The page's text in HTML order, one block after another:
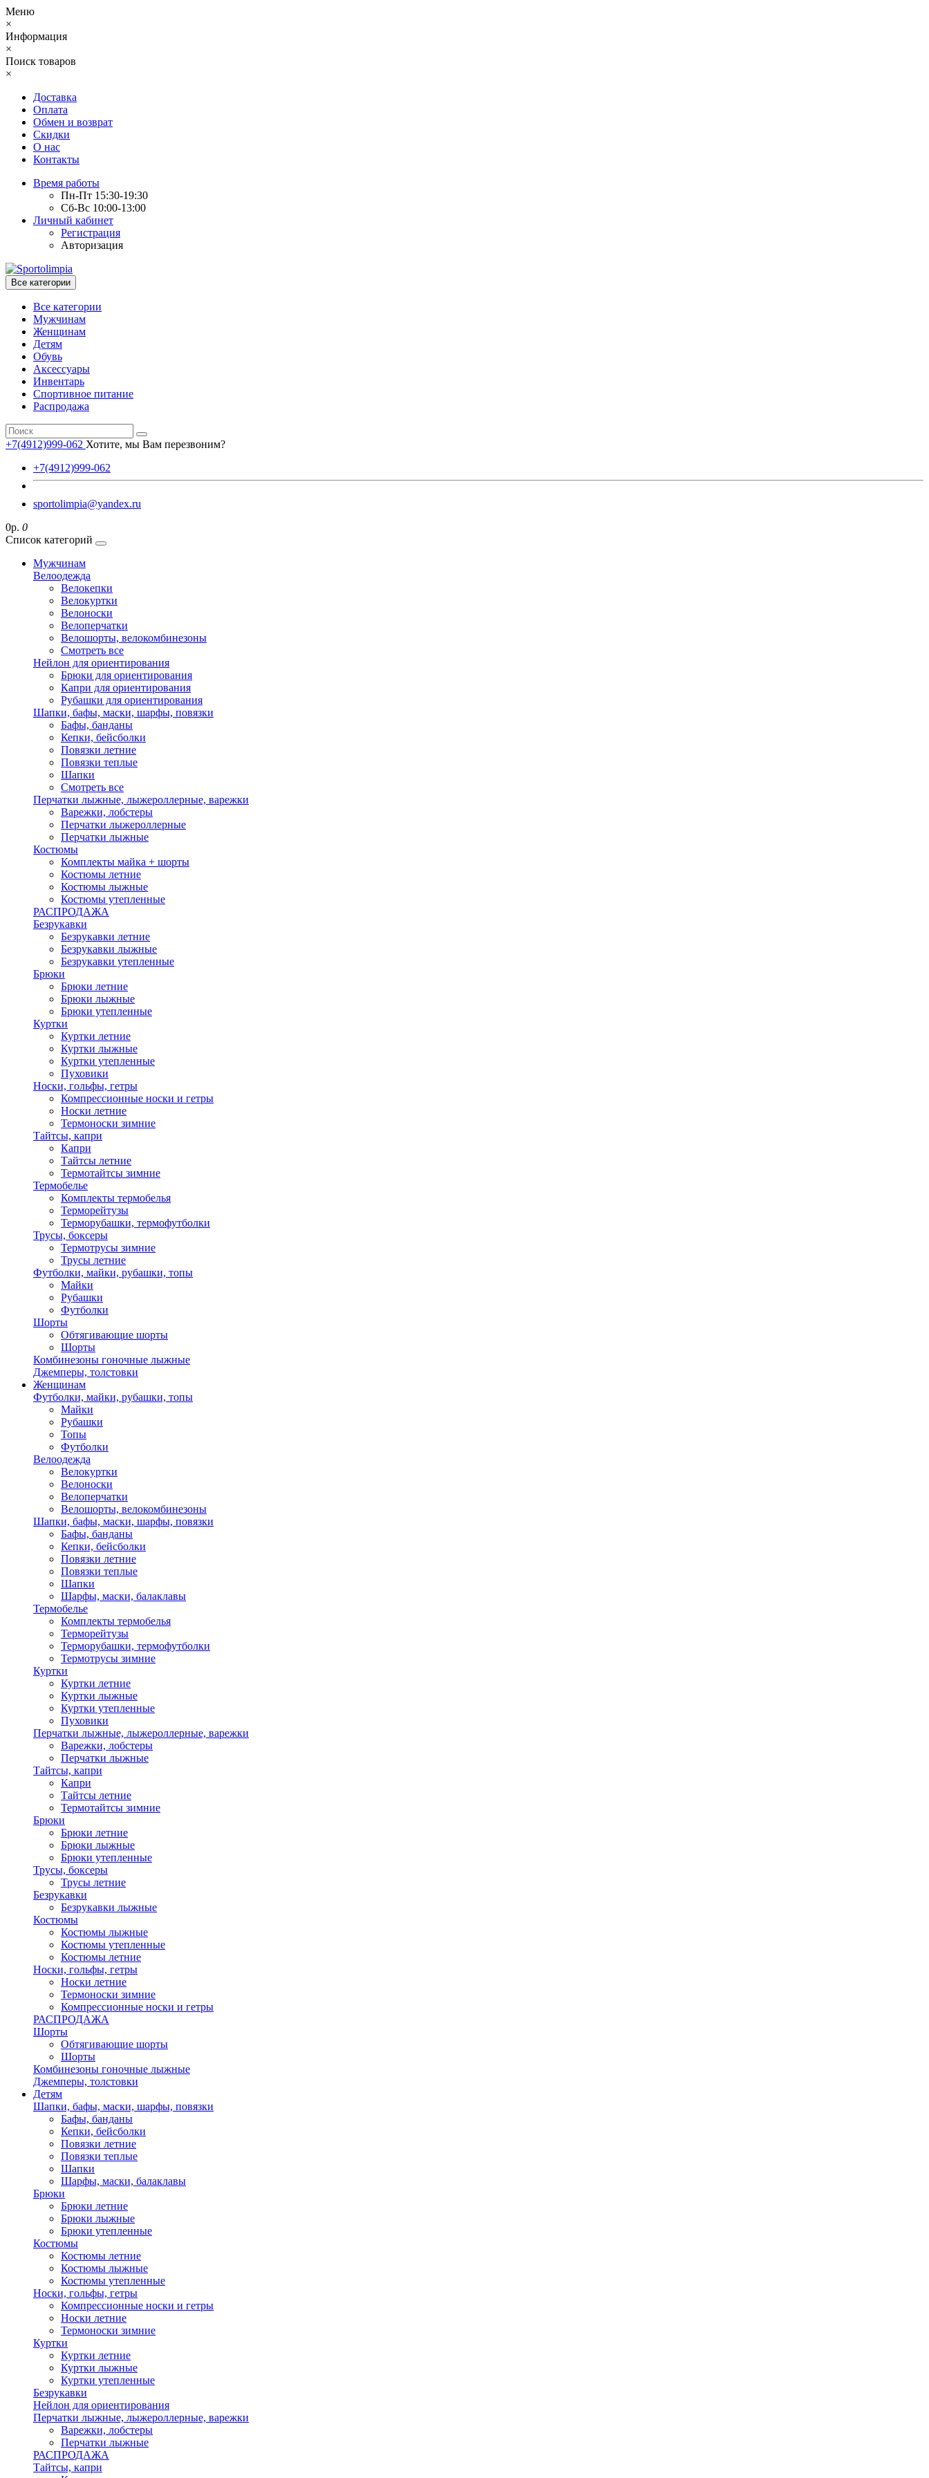
Меню
×
Информация
×
Поиск товаров
×
Доставка
Оплата
Обмен и возврат
Скидки
О нас
Контакты
Время работы
Пн-Пт 15:30-19:30
Сб-Вс 10:00-13:00
Личный кабинет
Регистрация
Авторизация
Все категории
Все категории
Мужчинам
Женщинам
Детям
Обувь
Аксессуары
Инвентарь
Спортивное питание
Распродажа
+7(4912)999-062 Хотите, мы Вам перезвоним?
+7(4912)999-062
sportolimpia@yandex.ru
0р. 0
Список категорий
Мужчинам
Велоодежда
Велокепки
Велокуртки
Велоноски
Велоперчатки
Велошорты, велокомбинезоны
Смотреть все
Нейлон для ориентирования
Брюки для ориентирования
Капри для ориентирования
Рубашки для ориентирования
Шапки, бафы, маски, шарфы, повязки
Бафы, банданы
Кепки, бейсболки
Повязки летние
Повязки теплые
Шапки
Смотреть все
Перчатки лыжные, лыжероллерные, варежки
Варежки, лобстеры
Перчатки лыжероллерные
Перчатки лыжные
Костюмы
Комплекты майка + шорты
Костюмы летние
Костюмы лыжные
Костюмы утепленные
РАСПРОДАЖА
Безрукавки
Безрукавки летние
Безрукавки лыжные
Безрукавки утепленные
Брюки
Брюки летние
Брюки лыжные
Брюки утепленные
Куртки
Куртки летние
Куртки лыжные
Куртки утепленные
Пуховики
Носки, гольфы, гетры
Компрессионные носки и гетры
Носки летние
Термоноски зимние
Тайтсы, капри
Капри
Тайтсы летние
Термотайтсы зимние
Термобелье
Комплекты термобелья
Терморейтузы
Терморубашки, термофутболки
Трусы, боксеры
Термотрусы зимние
Трусы летние
Футболки, майки, рубашки, топы
Майки
Рубашки
Футболки
Шорты
Обтягивающие шорты
Шорты
Комбинезоны гоночные лыжные
Джемперы, толстовки
Женщинам
Футболки, майки, рубашки, топы
Майки
Рубашки
Топы
Футболки
Велоодежда
Велокуртки
Велоноски
Велоперчатки
Велошорты, велокомбинезоны
Шапки, бафы, маски, шарфы, повязки
Бафы, банданы
Кепки, бейсболки
Повязки летние
Повязки теплые
Шапки
Шарфы, маски, балаклавы
Термобелье
Комплекты термобелья
Терморейтузы
Терморубашки, термофутболки
Термотрусы зимние
Куртки
Куртки летние
Куртки лыжные
Куртки утепленные
Пуховики
Перчатки лыжные, лыжероллерные, варежки
Варежки, лобстеры
Перчатки лыжные
Тайтсы, капри
Капри
Тайтсы летние
Термотайтсы зимние
Брюки
Брюки летние
Брюки лыжные
Брюки утепленные
Трусы, боксеры
Трусы летние
Безрукавки
Безрукавки лыжные
Костюмы
Костюмы лыжные
Костюмы утепленные
Костюмы летние
Носки, гольфы, гетры
Носки летние
Термоноски зимние
Компрессионные носки и гетры
РАСПРОДАЖА
Шорты
Обтягивающие шорты
Шорты
Комбинезоны гоночные лыжные
Джемперы, толстовки
Детям
Шапки, бафы, маски, шарфы, повязки
Бафы, банданы
Кепки, бейсболки
Повязки летние
Повязки теплые
Шапки
Шарфы, маски, балаклавы
Брюки
Брюки летние
Брюки лыжные
Брюки утепленные
Костюмы
Костюмы летние
Костюмы лыжные
Костюмы утепленные
Носки, гольфы, гетры
Компрессионные носки и гетры
Носки летние
Термоноски зимние
Куртки
Куртки летние
Куртки лыжные
Куртки утепленные
Безрукавки
Нейлон для ориентирования
Перчатки лыжные, лыжероллерные, варежки
Варежки, лобстеры
Перчатки лыжные
РАСПРОДАЖА
Тайтсы, капри